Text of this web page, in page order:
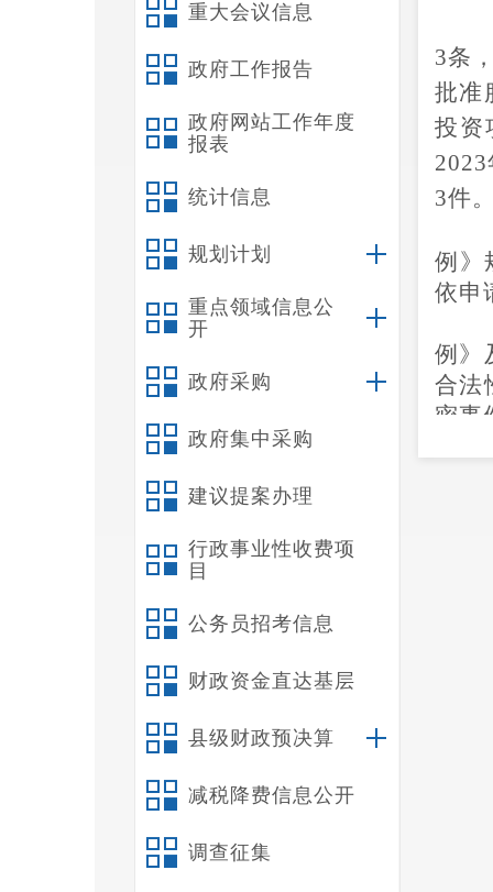
重大会议信息
政府工作报告
政府网站工作年度
报表
统计信息
规划计划
重点领域信息公
开
政府采购
政府集中采购
建议提案办理
行政事业性收费项
目
公务员招考信息
财政资金直达基层
县级财政预决算
减税降费信息公开
调查征集
3条
批准
投资
3件
例》
依申
例》
合法
密事